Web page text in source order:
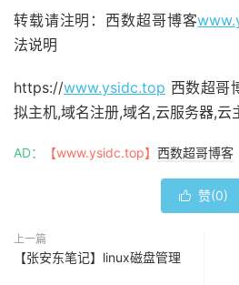
转载请注明：西数超哥博客
法说明
https://www.ysidc.top 西数超哥
拟主机,域名注册,域名,云服务器,云
AD： 【www.ysidc.top】 西数超哥博客
 赞(0)
上一篇
【张安东笔记】linux磁盘管理